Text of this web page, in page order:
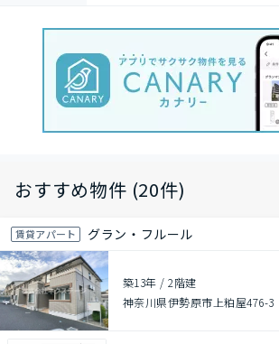
おすすめ物件 (20件)
賃貸アパート グラン・フルール
築13年 /2階建
神奈川県伊勢原市上粕屋476-3